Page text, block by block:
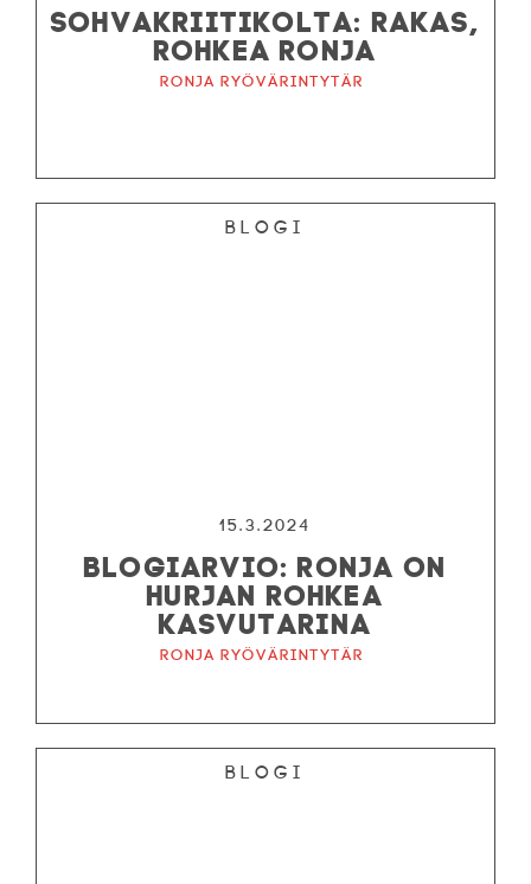
SOHVAKRIITIKOLTA: RAKAS,
ROHKEA RONJA
Ronja ryövärintytär
Blogi
15.3.2024
BLOGIARVIO: RONJA ON
HURJAN ROHKEA
KASVUTARINA
Ronja ryövärintytär
Blogi